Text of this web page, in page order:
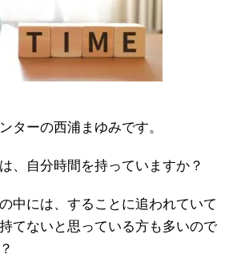
ターの西浦まゆみです。
、自分時間を持っていますか？
中には、することに追われていて
てないと思っている方も多いので